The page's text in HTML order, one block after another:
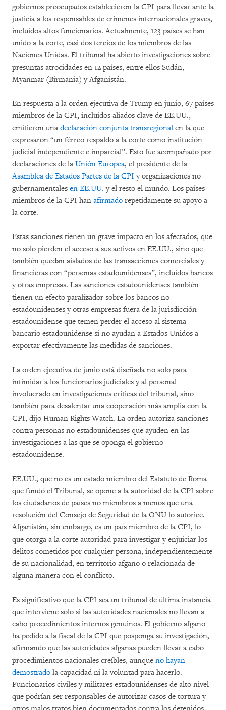
gobiernos preocupados establecieron la CPI para llevar ante la
justicia a los responsables de crímenes internacionales graves,
incluidos altos funcionarios. Actualmente, 123 países se han
unido a la corte, casi dos tercios de los miembros de las
Naciones Unidas. El tribunal ha abierto investigaciones sobre
presuntas atrocidades en 12 países, entre ellos Sudán,
Myanmar (Birmania) y Afganistán.
En respuesta a la orden ejecutiva de Trump en junio, 67 países
miembros de la CPI, incluidos aliados clave de EE.UU.,
emitieron una declaración conjunta transregional en la que
expresaron “un férreo respaldo a la corte como institución
judicial independiente e imparcial”. Esto fue acompañado por
declaraciones de la Unión Europea, el presidente de la
Asamblea de Estados Partes de la CPI y organizaciones no
gubernamentales en EE.UU. y el resto el mundo. Los países
miembros de la CPI han afirmado repetidamente su apoyo a
la corte.
Estas sanciones tienen un grave impacto en los afectados, que
no solo pierden el acceso a sus activos en EE.UU., sino que
también quedan aislados de las transacciones comerciales y
financieras con “personas estadounidenses”, incluidos bancos
y otras empresas. Las sanciones estadounidenses también
tienen un efecto paralizador sobre los bancos no
estadounidenses y otras empresas fuera de la jurisdicción
estadounidense que temen perder el acceso al sistema
bancario estadounidense si no ayudan a Estados Unidos a
exportar efectivamente las medidas de sanciones.
La orden ejecutiva de junio está diseñada no solo para
intimidar a los funcionarios judiciales y al personal
involucrado en investigaciones críticas del tribunal, sino
también para desalentar una cooperación más amplia con la
CPI, dijo Human Rights Watch. La orden autoriza sanciones
contra personas no estadounidenses que ayuden en las
investigaciones a las que se oponga el gobierno
estadounidense.
EE.UU., que no es un estado miembro del Estatuto de Roma
que fundó el Tribunal, se opone a la autoridad de la CPI sobre
los ciudadanos de países no miembros a menos que una
resolución del Consejo de Seguridad de la ONU lo autorice.
Afganistán, sin embargo, es un país miembro de la CPI, lo
que otorga a la corte autoridad para investigar y enjuiciar los
delitos cometidos por cualquier persona, independientemente
de su nacionalidad, en territorio afgano o relacionada de
alguna manera con el conflicto.
Es significativo que la CPI sea un tribunal de última instancia
que interviene solo si las autoridades nacionales no llevan a
cabo procedimientos internos genuinos. El gobierno afgano
ha pedido a la fiscal de la CPI que posponga su investigación,
afirmando que las autoridades afganas pueden llevar a cabo
procedimientos nacionales creíbles, aunque no hayan
demostrado la capacidad ni la voluntad para hacerlo.
Funcionarios civiles y militares estadounidenses de alto nivel
que podrían ser responsables de autorizar casos de tortura y